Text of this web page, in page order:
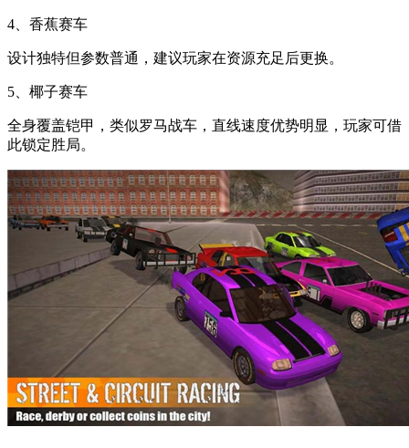
4、香蕉赛车
设计独特但参数普通，建议玩家在资源充足后更换。
5、椰子赛车
全身覆盖铠甲，类似罗马战车，直线速度优势明显，玩家可借
此锁定胜局。